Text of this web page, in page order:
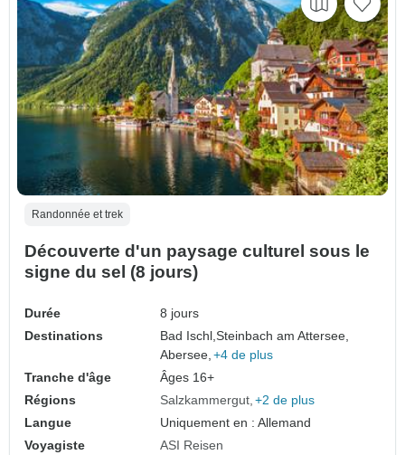
Randonnée et trek
Découverte d'un paysage culturel sous le
signe du sel (8 jours)
Durée
8 jours
Destinations
Bad Ischl,Steinbach am Attersee,
Abersee, +4 de plus
Tranche d'âge
Âges 16+
Régions
Salzkammergut +2 de plus
Langue
Uniquement en : Allemand
Voyagiste
ASI Reisen